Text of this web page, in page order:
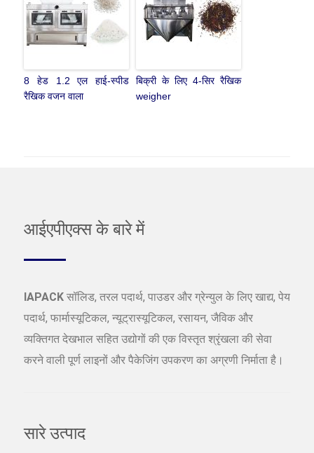
8 हेड 1.2 एल हाई-स्पीड
रैखिक वजन वाला
बिक्री के लिए 4-सिर रैखिक
weigher
आईएपीएक्स के बारे में
IAPACK सॉलिड, तरल पदार्थ, पाउडर और ग्रेन्युल के लिए खाद्य, पेय
पदार्थ, फार्मास्यूटिकल, न्यूट्रास्यूटिकल, रसायन, जैविक और
व्यक्तिगत देखभाल सहित उद्योगों की एक विस्तृत श्रृंखला की सेवा
करने वाली पूर्ण लाइनों और पैकेजिंग उपकरण का अग्रणी निर्माता है।
सारे उत्पाद